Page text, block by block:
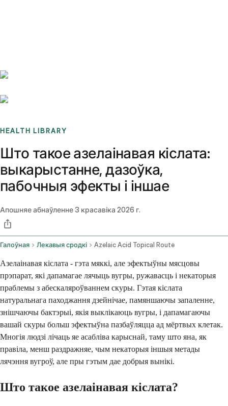
HEALTH LIBRARY
Што такое азелаінавая кіслата:
выкарыстанне, дазоўка,
пабочныя эфекты і іншае
Апошняе абнаўленне3 красавіка 2026 г.
Галоўная Лекавыя сродкі Azelaic Acid Topical Route
Азелаінавая кіслата - гэта мяккі, але эфектыўны мясцовы
прэпарат, які дапамагае лячыць вугры, ружавасць і некаторыя
праблемы з абескаляроўваннем скуры. Гэтая кіслата
натуральнага паходжання дзейнічае, памяншаючы запаленне,
знішчаючы бактэрыі, якія выклікаюць вугры, і дапамагаючы
вашай скуры больш эфектыўна пазбаўляцца ад мёртвых клетак.
Многія людзі лічаць яе асабліва карыснай, таму што яна, як
правіла, менш раздражняе, чым некаторыя іншыя метады
лячэння вугроў, але пры гэтым дае добрыя вынікі.
Што такое азелаінавая кіслата?